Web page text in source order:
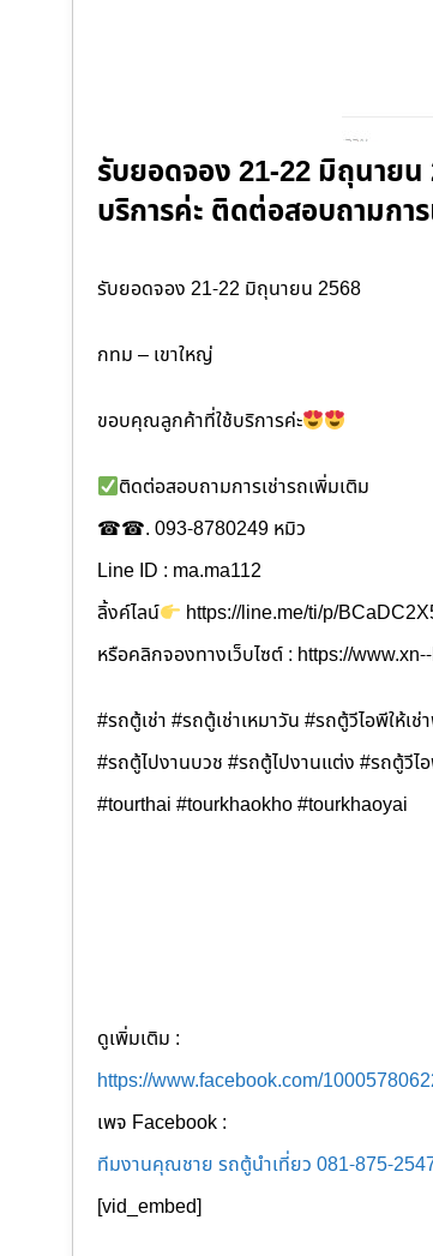
รับยอดจอง 21-22 มิถุนาย
บริการค่ะ ติดต่อสอบถามกา
รับยอดจอง 21-22 มิถุนายน 2568
กทม – เขาใหญ่
ขอบคุณลูกค้าที่ใช้บริการค่ะ
ติดต่อสอบถามการเช่ารถเพิ่มเติม
☎☎. 093-8780249 หมิว
Line ID : ma.ma112
ลิ้งค์ไลน์
https://line.me/ti/p/
หรือคลิกจองทางเว็บไซต์ : https://
#รถตู้เช่า #รถตู้เช่าเหมาวัน #รถตู้วีไอพีให้
#รถตู้ไปงานบวช #รถตู้ไปงานแต่ง #รถตู้วี
#tourthai #tourkhaokho #tourkhaoyai
ดูเพิ่มเติม :
https://www.facebook.com/
เพจ Facebook :
ทีมงานคุณชาย รถตู้นำเที่ยว 081-875-
[vid_embed]